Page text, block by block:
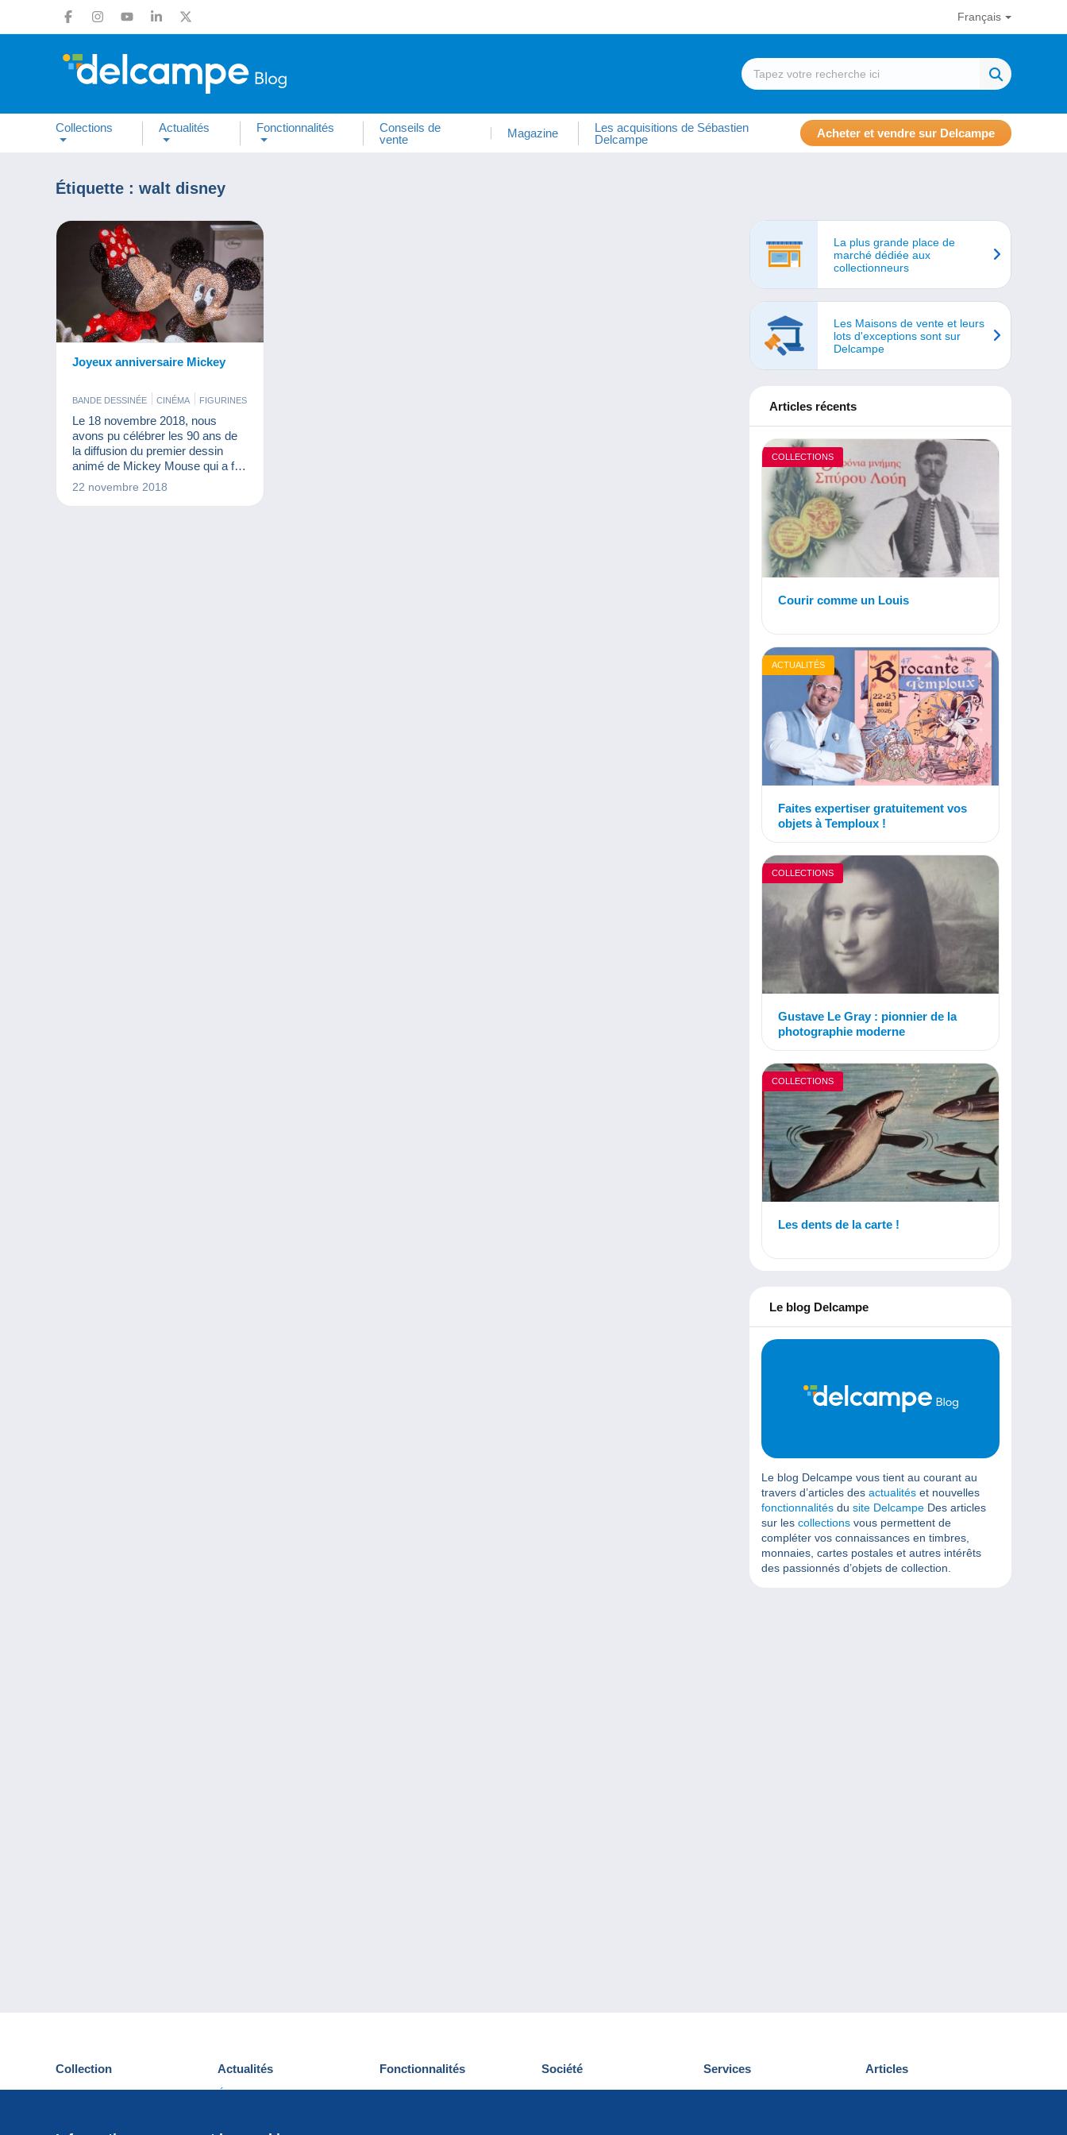
Français
Collections Actualités Fonctionnalités
Conseils de
vente
Magazine
Les acquisitions de Sébastien
Delcampe
Acheter et vendre sur Delcampe
Étiquette : walt disney
Joyeux anniversaire Mickey
BANDE DESSINÉE CINÉMA
FIGURINES
LIVRES ET REVUES
MONNAIES & BILLETS
Le 18 novembre 2018, nous
avons pu célébrer les 90 ans de
la diffusion du premier dessin
animé de Mickey Mouse qui a fait
connaître la souris la plus célèbre
22 novembre 2018
La plus grande place de
marché dédiée aux
collectionneurs
Les Maisons de vente et leurs
lots d'exceptions sont sur
Delcampe
Articles récents
COLLECTIONS
Courir comme un Louis
ACTUALITÉS
Faites expertiser gratuitement vos
objets à Temploux !
COLLECTIONS
Gustave Le Gray : pionnier de la
photographie moderne
COLLECTIONS
Les dents de la carte !
Le blog Delcampe
Le blog Delcampe vous tient au courant au
travers d’articles des actualités et nouvelles
fonctionnalités du site Delcampe Des articles
sur les collections vous permettent de
compléter vos connaissances en timbres,
monnaies, cartes postales et autres intérêts
des passionnés d’objets de collection.
Collection
Cartes postales
Actualités
Événements Delcampe
Fonctionnalités
Nouveautés
Société
Qui sommes-nous
Services
Découvrir Delcampe
Articles